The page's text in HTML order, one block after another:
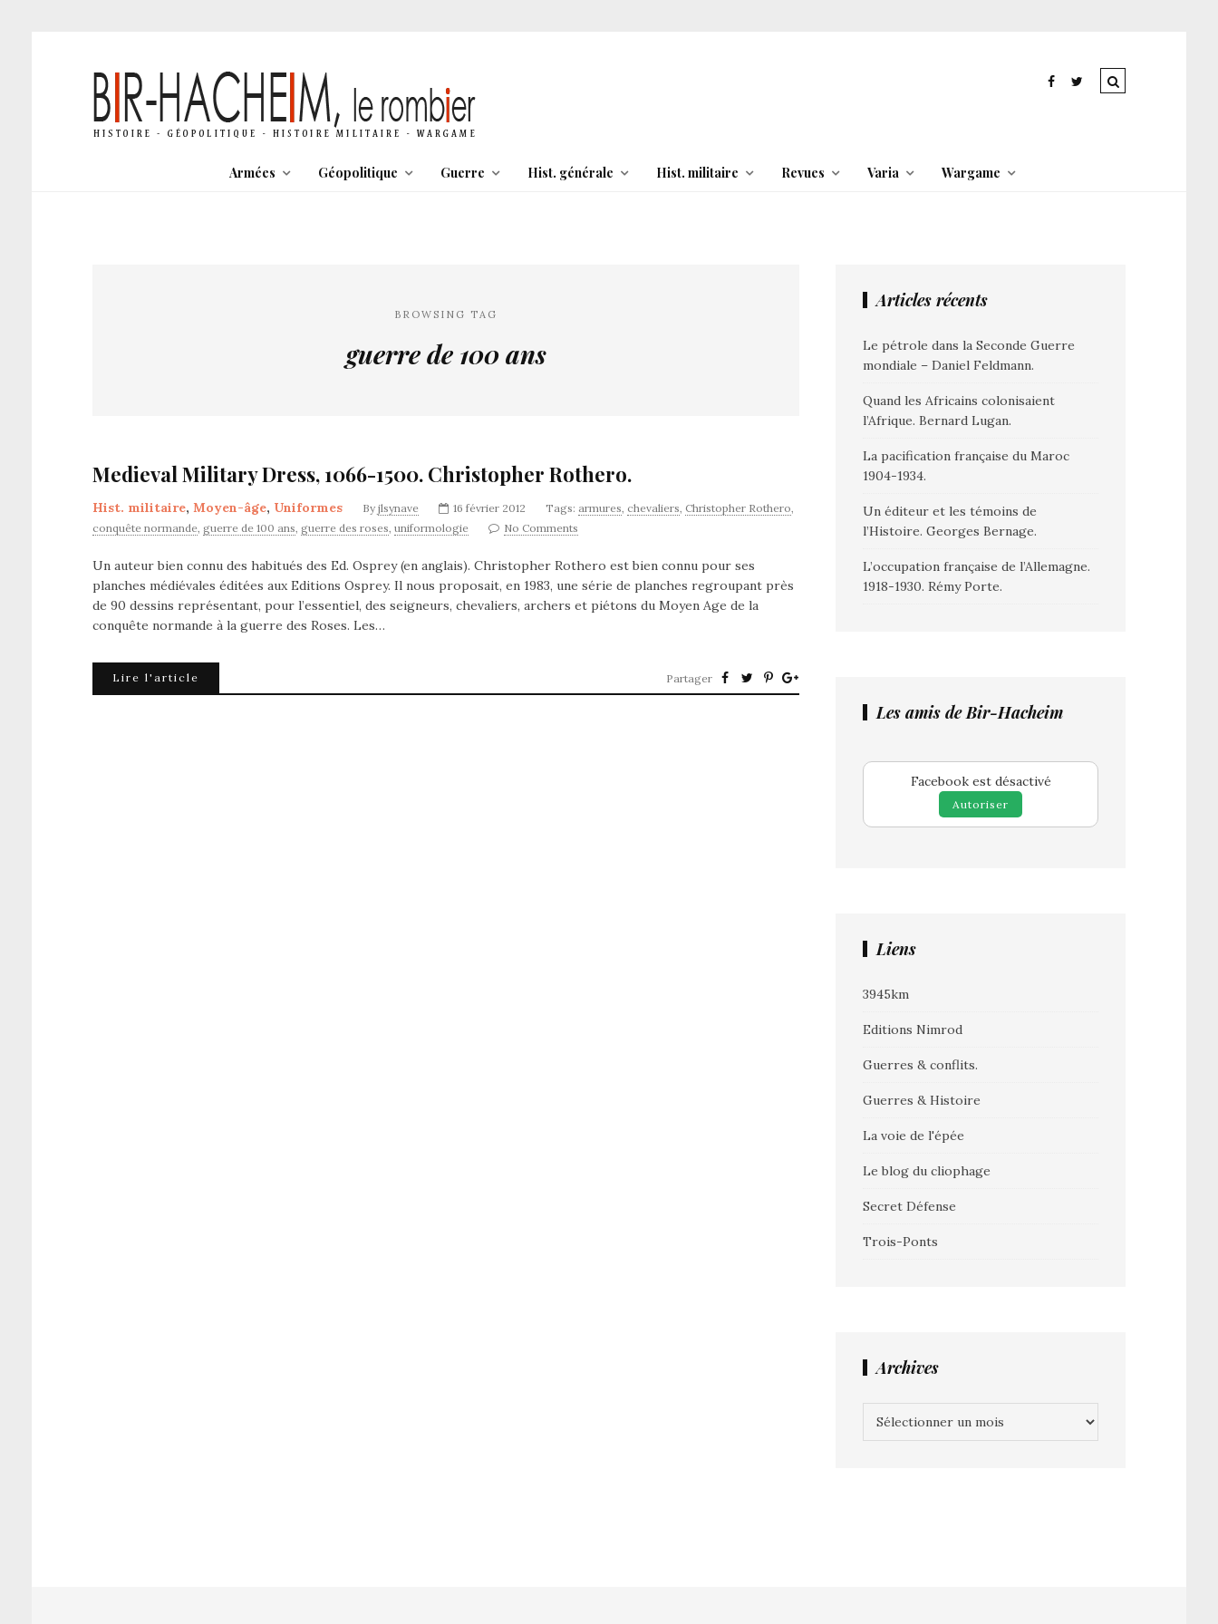
Armées Géopolitique Guerre Hist. générale Hist. militaire Revues Varia Wargame
BROWSING TAG
guerre de 100 ans
Medieval Military Dress, 1066-1500. Christopher Rothero.
Hist. militaire, Moyen-âge, Uniformes By jlsynave 16 février 2012 Tags: armures, chevaliers, Christopher Rothero,
conquête normande, guerre de 100 ans, guerre des roses, uniformologie No Comments
Un auteur bien connu des habitués des Ed. Osprey (en anglais). Christopher Rothero est bien connu pour ses
planches médiévales éditées aux Editions Osprey. Il nous proposait, en 1983, une série de planches regroupant près
de 90 dessins représentant, pour l’essentiel, des seigneurs, chevaliers, archers et piétons du Moyen Age de la
conquête normande à la guerre des Roses. Les…
Lire l'article Partager
Articles récents
Le pétrole dans la Seconde Guerre
mondiale – Daniel Feldmann.
Quand les Africains colonisaient
l’Afrique. Bernard Lugan.
La pacification française du Maroc
1904-1934.
Un éditeur et les témoins de
l’Histoire. Georges Bernage.
L’occupation française de l’Allemagne.
1918-1930. Rémy Porte.
Les amis de Bir-Hacheim
Facebook est désactivé
Autoriser
Liens
3945km
Editions Nimrod
Guerres & conflits.
Guerres & Histoire
La voie de l'épée
Le blog du cliophage
Secret Défense
Trois-Ponts
Archives